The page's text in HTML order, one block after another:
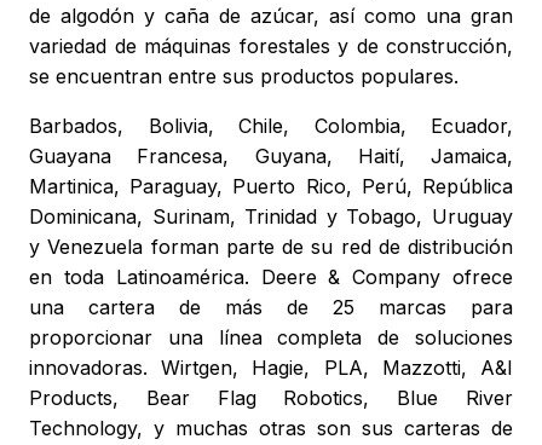
de algodón y caña de azúcar, así como una gran
variedad de máquinas forestales y de construcción,
se encuentran entre sus productos populares.
Barbados, Bolivia, Chile, Colombia, Ecuador,
Guayana Francesa, Guyana, Haití, Jamaica,
Martinica, Paraguay, Puerto Rico, Perú, República
Dominicana, Surinam, Trinidad y Tobago, Uruguay
y Venezuela forman parte de su red de distribución
en toda Latinoamérica. Deere & Company ofrece
una cartera de más de 25 marcas para
proporcionar una línea completa de soluciones
innovadoras. Wirtgen, Hagie, PLA, Mazzotti, A&I
Products, Bear Flag Robotics, Blue River
Technology, y muchas otras son sus carteras de